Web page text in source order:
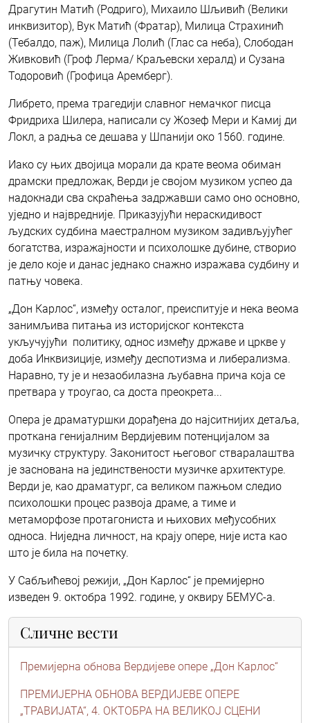
Драгутин Матић (Родриго), Михаило Шљивић (Велики
инквизитор), Вук Матић (Фратар), Милица Страхинић
(Тебалдо, паж), Милица Лолић (Глас са неба), Слободан
Живковић (Гроф Лерма/ Краљевски хералд) и Сузана
Тодоровић (Грофица Аремберг).
Либрето, према трагедији славног немачког писца
Фридриха Шилера, написали су Жозеф Мери и Камиј ди
Локл, а радња се дешава у Шпанији око 1560. године.
Иако су њих двојица морали да крате веома обиман
драмски предложак, Верди је својом музиком успео да
надокнади сва скраћења задржавши само оно основно,
уједно и највредније. Приказујући нераскидивост
људских судбина маестралном музиком задивљујућег
богатства, изражајности и психолошке дубине, створио
је дело које и данас једнако снажно изражава судбину и
патњу човека.
„Дон Карлос“, између осталог, преиспитује и нека веома
занимљива питања из историјског контекста
укључујући политику, однос између државе и цркве у
доба Инквизиције, између деспотизма и либерализма.
Наравно, ту је и незаобилазна љубавна прича која се
претвара у троугао, са доста преокрета...
Опера је драматуршки дорађена до најситнијих детаља,
проткана генијалним Вердијевим потенцијалом за
музичку структуру. Законитост његовог стваралаштва
је заснована на јединствености музичке архитектуре.
Верди је, као драматург, са великом пажњом следио
психолошки процес развоја драме, а тиме и
метаморфозе протагониста и њихових међусобних
односа. Ниједна личност, на крају опере, није иста као
што је била на почетку.
У Сабљићевој режији, „Дон Карлос“ је премијерно
изведен 9. октобра 1992. године, у оквиру БЕМУС-а.
Сличне вести
Премијерна обнова Вердијеве опере „Дон Карлос“
ПРЕМИЈЕРНА ОБНОВА ВЕРДИЈЕВЕ ОПЕРЕ
„ТРАВИЈАТА“, 4. ОКТОБРА НА ВЕЛИКОЈ СЦЕНИ